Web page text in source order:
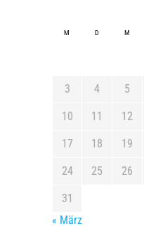
M D M
3 4 5
10 11 12
17 18 19
24 25 26
31
« März